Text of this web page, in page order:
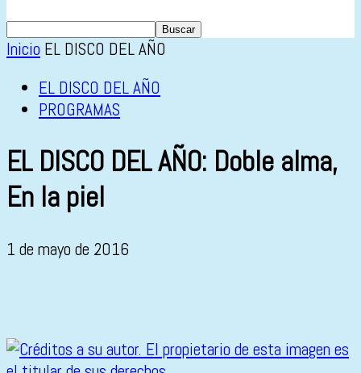
Inicio EL DISCO DEL AÑO
EL DISCO DEL AÑO
PROGRAMAS
EL DISCO DEL AÑO: Doble alma,
En la piel
1 de mayo de 2016